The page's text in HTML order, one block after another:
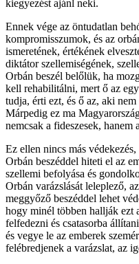
kiegyezést ajánl neki.
Ennek vége az öntudatlan
kompromisszumok, és az
ismeretének, értékének
diktátor szellemiségének,
Orbán beszél belőlük, ha
kell rehabilitálni, mert ő az
tudja, érti ezt, és ő az, aki
Márpedig ez ma
nemcsak a fideszesek, hanem
Ez ellen nincs más
Orbán beszéddel hiteti el az
szellemi befolyása és
Orbán varázslását leleplező,
meggyőző beszéddel lehet
hogy minél többen hallják ezt
felfedezni és csatasorba
és vegye le az emberek
felébredjenek a varázslat, az